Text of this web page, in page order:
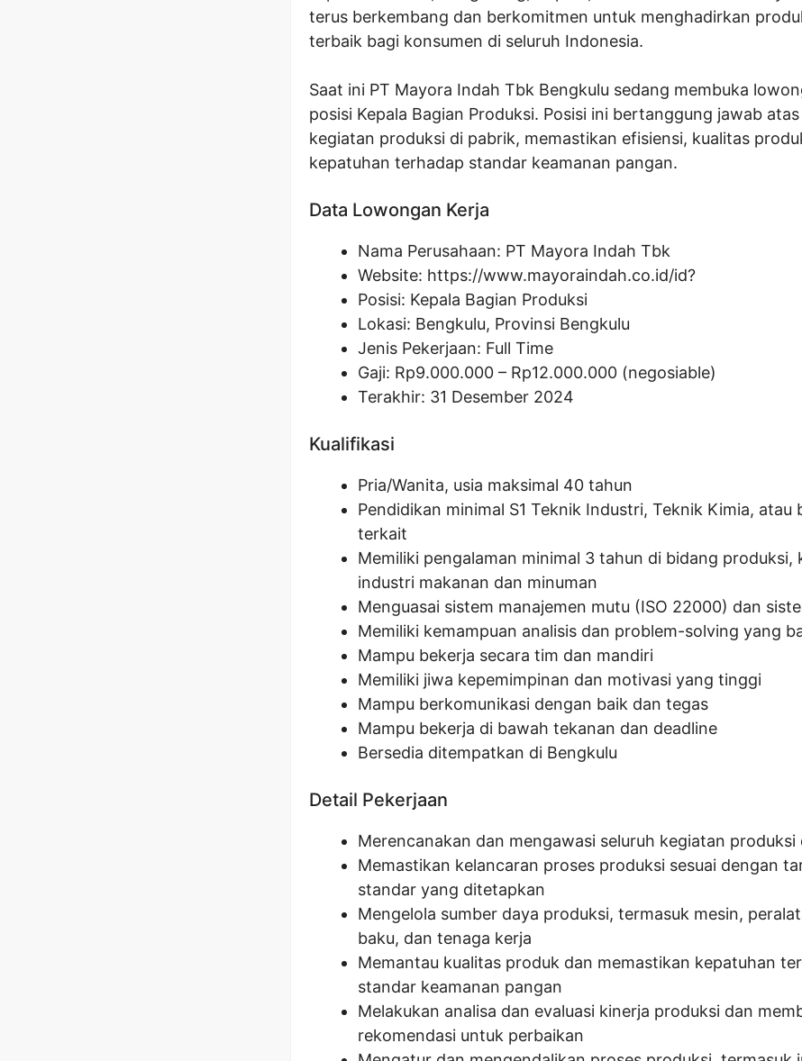
terus berkembang dan berkomitmen untuk menghadirkan
terbaik bagi konsumen di seluruh Indonesia.
Saat ini PT Mayora Indah Tbk Bengkulu sedang membuka
posisi Kepala Bagian Produksi. Posisi ini bertanggung jawab
kegiatan produksi di pabrik, memastikan efisiensi, kualitas
kepatuhan terhadap standar keamanan pangan.
Data Lowongan Kerja
Nama Perusahaan: PT Mayora Indah Tbk
Website: https://www.mayoraindah.co.id/id?
Posisi: Kepala Bagian Produksi
Lokasi: Bengkulu, Provinsi Bengkulu
Jenis Pekerjaan: Full Time
Gaji: Rp9.000.000 – Rp12.000.000 (negosiable)
Terakhir: 31 Desember 2024
Kualifikasi
Pria/Wanita, usia maksimal 40 tahun
Pendidikan minimal S1 Teknik Industri, Teknik Kimia, atau
terkait
Memiliki pengalaman minimal 3 tahun di bidang produksi,
industri makanan dan minuman
Menguasai sistem manajemen mutu (ISO 22000) dan
Memiliki kemampuan analisis dan problem-solving yang
Mampu bekerja secara tim dan mandiri
Memiliki jiwa kepemimpinan dan motivasi yang tinggi
Mampu berkomunikasi dengan baik dan tegas
Mampu bekerja di bawah tekanan dan deadline
Bersedia ditempatkan di Bengkulu
Detail Pekerjaan
Merencanakan dan mengawasi seluruh kegiatan produksi
Memastikan kelancaran proses produksi sesuai dengan
standar yang ditetapkan
Mengelola sumber daya produksi, termasuk mesin,
baku, dan tenaga kerja
Memantau kualitas produk dan memastikan kepatuhan
standar keamanan pangan
Melakukan analisa dan evaluasi kinerja produksi dan
rekomendasi untuk perbaikan